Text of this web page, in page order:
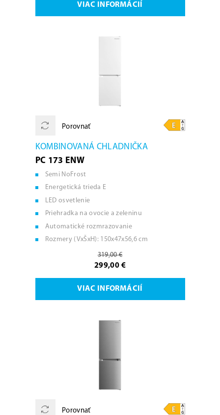
VIAC INFORMÁCIÍ
Porovnať
KOMBINOVANÁ CHLADNIČKA
PC 173 ENW
Semi NoFrost
Energetická trieda E
LED osvetlenie
Priehradka na ovocie a zeleninu
Automatické rozmrazovanie
Rozmery (VxŠxH): 150x47x56,6 cm
319,00 €
299,00 €
VIAC INFORMÁCIÍ
Porovnať